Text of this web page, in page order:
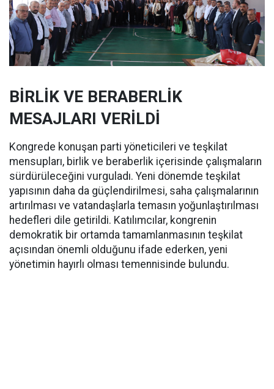
BİRLİK VE BERABERLİK
MESAJLARI VERİLDİ
Kongrede konuşan parti yöneticileri ve teşkilat
mensupları, birlik ve beraberlik içerisinde çalışmaların
sürdürüleceğini vurguladı. Yeni dönemde teşkilat
yapısının daha da güçlendirilmesi, saha çalışmalarının
artırılması ve vatandaşlarla temasın yoğunlaştırılması
hedefleri dile getirildi. Katılımcılar, kongrenin
demokratik bir ortamda tamamlanmasının teşkilat
açısından önemli olduğunu ifade ederken, yeni
yönetimin hayırlı olması temennisinde bulundu.